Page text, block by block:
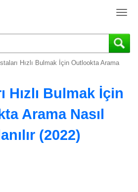
T
g
g
a
v
Hızlı Bulmak İçin Outlookta Arama
Hızlı Bulmak İçin
Arama Nasıl
(2022)